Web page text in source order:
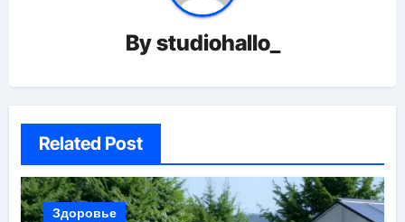
Bystudiohallo_
Related Post
Здоровье